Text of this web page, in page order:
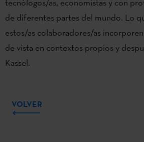
de diferentes partes del mundo. Lo
estos/as colaboradores/as
de vista en contextos propios y
Kassel.
VOLVER